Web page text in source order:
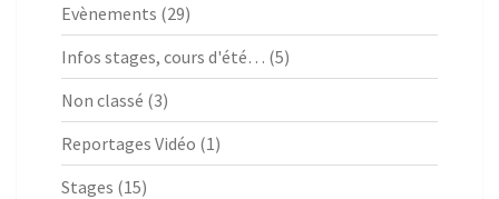
Evènements (29)
Infos stages, cours d'été… (5)
Non classé (3)
Reportages Vidéo (1)
Stages (15)